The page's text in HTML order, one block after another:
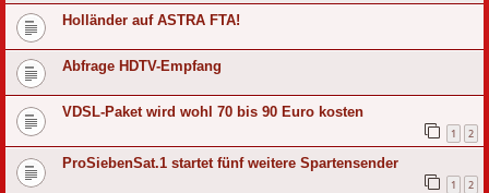
Holländer auf ASTRA FTA!
Abfrage HDTV-Empfang
VDSL-Paket wird wohl 70 bis 90 Euro kosten
1 2
ProSiebenSat.1 startet fünf weitere Spartensender
1 2